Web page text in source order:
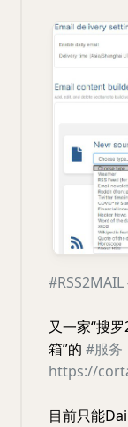
#RSS2MAIL
又一家“搜
箱”的 #服务
https://
目前只能